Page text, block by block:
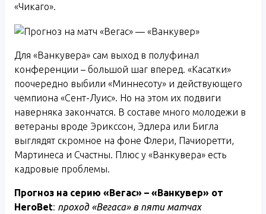
«Чикаго».
Для «Ванкувера» сам выход в полуфинал
конференции – большой шаг вперед. «Касатки»
поочередно выбили «Миннесоту» и действующего
чемпиона «Сент-Луис». Но на этом их подвиги
наверняка закончатся. В составе много молодежи в
ветераны вроде Эрикссон, Эдлера или Бигла
выглядят скромное на фоне Флери, Пачиоретти,
Мартинеса и Счастны. Плюс у «Ванкувера» есть
кадровые проблемы.
Прогноз на серию «Вегас» – «Ванкувер» от
HeroBet: проход «Вегаса» в пяти матчах